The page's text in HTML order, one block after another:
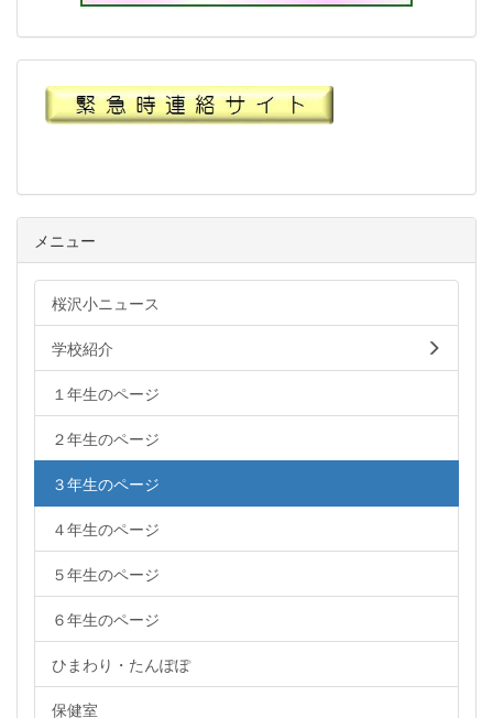
メニュー
桜沢小ニュース
学校紹介
１年生のページ
２年生のページ
３年生のページ
４年生のページ
５年生のページ
６年生のページ
ひまわり・たんぽぽ
保健室